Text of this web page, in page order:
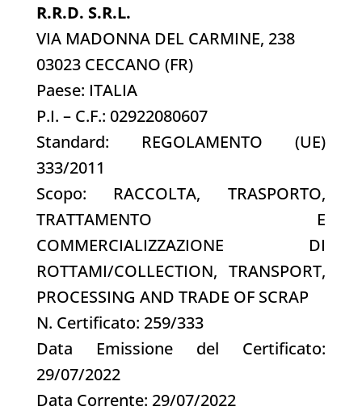
R.R.D. S.R.L.
VIA MADONNA DEL CARMINE, 238
03023 CECCANO (FR)
Paese: ITALIA
P.I. – C.F.: 02922080607
Standard: REGOLAMENTO (UE)
333/2011
Scopo: RACCOLTA, TRASPORTO,
TRATTAMENTO E
COMMERCIALIZZAZIONE DI
ROTTAMI/COLLECTION, TRANSPORT,
PROCESSING AND TRADE OF SCRAP
N. Certificato: 259/333
Data Emissione del Certificato:
29/07/2022
Data Corrente: 29/07/2022